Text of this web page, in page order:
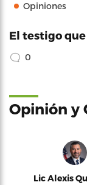
Opiniones
El testigo
0
Opinión y
Lic Alexis